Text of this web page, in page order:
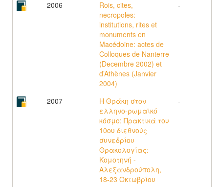
2006
Rois, cites,
necropoles:
institutions, rites et
monuments en
Macédoine: actes de
Colloques de Nanterre
(Decembre 2002) et
d’Athènes (Janvier
2004)
-
2007
Η Θράκη στον
ελληνο-ρωμαϊκό
κόσμο: Πρακτικά του
10ου διεθνούς
συνεδρίου
Θρακολογίας:
Κομοτηνή -
Αλεξανδρούπολη,
18-23 Οκτωβρίου
-